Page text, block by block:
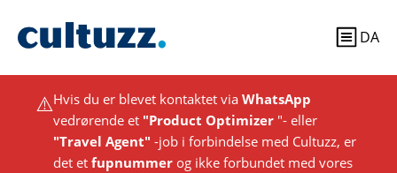
DA
⚠️Hvis du er blevet kontaktet viaWhatsApp
vedrørende et "Product Optimizer "- eller
"Travel Agent" -job i forbindelse med Cultuzz, er
det etfupnummer og ikke forbundet med vores